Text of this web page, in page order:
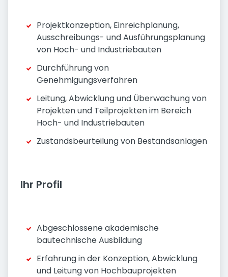
Projektkonzeption, Einreichplanung,
Ausschreibungs- und Ausführungsplanung
von Hoch- und Industriebauten
Durchführung von
Genehmigungsverfahren
Leitung, Abwicklung und Überwachung von
Projekten und Teilprojekten im Bereich
Hoch- und Industriebauten
Zustandsbeurteilung von Bestandsanlagen
Ihr Profil
Abgeschlossene akademische
bautechnische Ausbildung
Erfahrung in der Konzeption, Abwicklung
und Leitung von Hochbauprojekten